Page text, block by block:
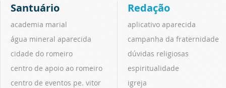
Santuário
academia marial
água mineral aparecida
cidade do romeiro
centro de apoio ao romeiro
centro de eventos pe. vitor
Redação
aplicativo aparecida
campanha da fraternidade
dúvidas religiosas
espiritualidade
igreja